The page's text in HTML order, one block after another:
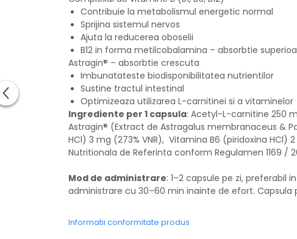
Contribuie la metabolismul energetic normal
Sprijina sistemul nervos
Ajuta la reducerea oboselii
B12 in forma metilcobalamina – absorbtie
Astragin® – absorbtie crescuta
Imbunatateste biodisponibilitatea nutrientilor
Sustine tractul intestinal
Optimizeaza utilizarea L-carnitinei si a vitaminelor
Ingrediente per 1 capsula: Acetyl-L-carnitine 250
Astragin® (Extract de Astragalus membranaceus &
HCl) 3 mg (273% VNR), Vitamina B6 (piridoxina HCl)
Nutritionala de Referinta conform Regulamen 1169 /
Mod de administrare: 1–2 capsule pe zi,
administrare cu 30–60 min inainte de efort.
Informatii conformitate produs